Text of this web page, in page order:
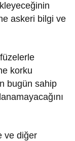
askeri bilgi ve
korku
bugün sahip
ve diğer